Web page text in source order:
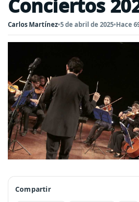
Conciertos
Carlos Martínez•5 de abril de 2025•Hace
Compartir